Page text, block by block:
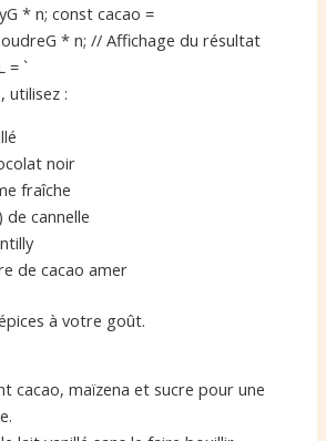
* n; const cacao =
* n; // Affichage du résultat
= `
:
noir
fraîche
cannelle
de cacao amer
à votre goût.
cacao, maïzena et sucre pour une